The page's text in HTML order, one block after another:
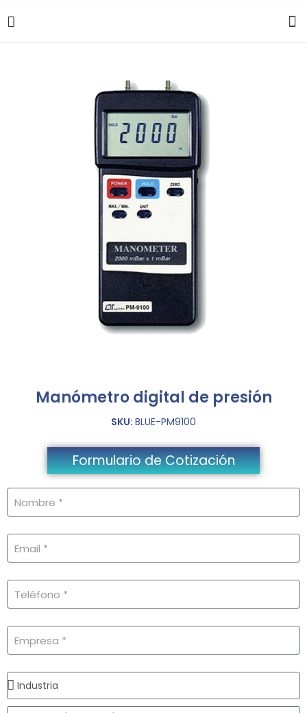
Manómetro digital de presión
SKU: BLUE-PM9100
Formulario de Cotización